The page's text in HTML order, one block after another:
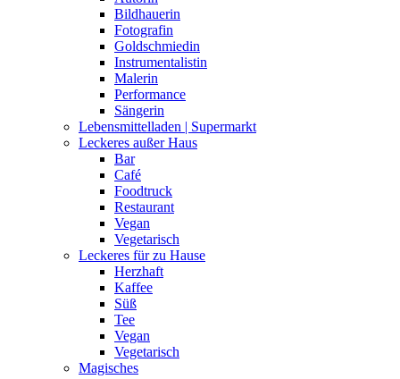
Bildhauerin
Fotografin
Goldschmiedin
Instrumentalistin
Malerin
Performance
Sängerin
Lebensmittelladen | Supermarkt
Leckeres außer Haus
Bar
Café
Foodtruck
Restaurant
Vegan
Vegetarisch
Leckeres für zu Hause
Herzhaft
Kaffee
Süß
Tee
Vegan
Vegetarisch
Magisches